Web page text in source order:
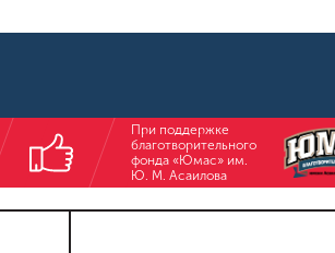
При поддержке
благотворительного
фонда «Юмас» им.
Ю. М. Асаилова